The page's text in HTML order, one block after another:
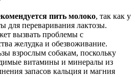
пить молоко, так как у
для переваривания лактозы.
вызвать проблемы с
желудка и обезвоживание.
взрослым собакам, поскольку
витамины и минералы из
запасов кальция и магния